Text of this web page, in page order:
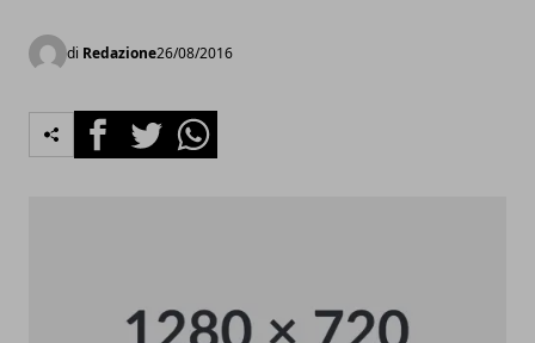
di Redazione26/08/2016
FacebookTwitterWhatsapp